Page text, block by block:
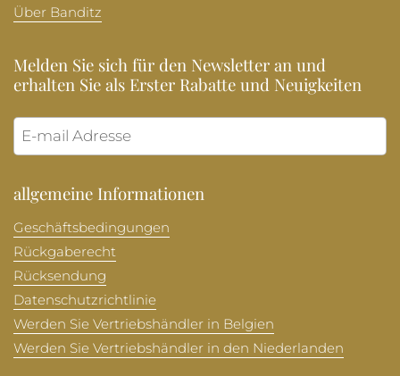
Über Banditz
Melden Sie sich für den Newsletter an und
erhalten Sie als Erster Rabatte und Neuigkeiten
allgemeine Informationen
Geschäftsbedingungen
Rückgaberecht
Rücksendung
Datenschutzrichtlinie
Werden Sie Vertriebshändler in Belgien
Werden Sie Vertriebshändler in den Niederlanden